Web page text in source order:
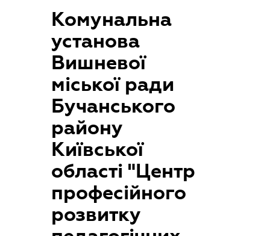
Комунальна
установа
Вишневої
міської ради
Бучанського
району
Київської
області "Центр
професійного
розвитку